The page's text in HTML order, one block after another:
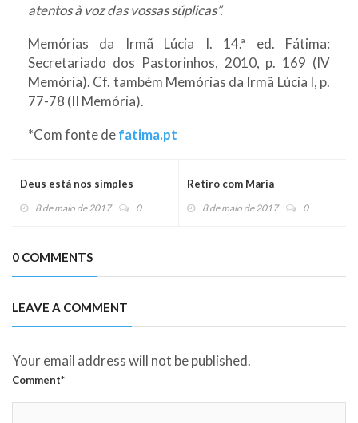
atentos à voz das vossas súplicas”.
Memórias da Irmã Lúcia I. 14.ª ed. Fátima:
Secretariado dos Pastorinhos, 2010, p. 169 (IV
Memória). Cf. também Memórias da Irmã Lúcia I, p.
77-78 (II Memória).
*Com fonte defatima.pt
Deus está nos simples
8 de maio de 2017 0
Retiro com Maria
8 de maio de 2017 0
0 COMMENTS
LEAVE A COMMENT
Your email address will not be published.
Comment*